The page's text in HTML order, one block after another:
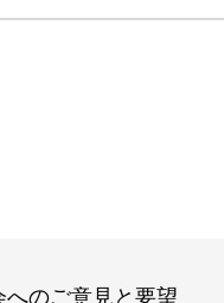
へのご意見と要望